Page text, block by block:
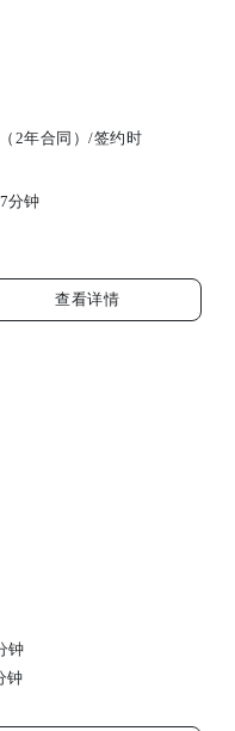
2年合同）/签约时
分钟
查看详情
钟
钟